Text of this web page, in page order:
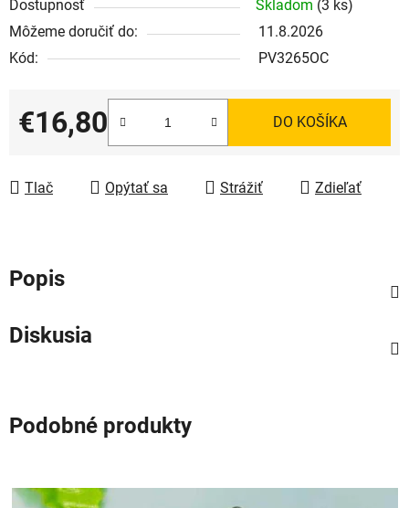
Dostupnosť Skladom (3 ks)
Môžeme doručiť do:
11.8.2026
Kód:
PV3265OC
€16,80
Jednotková cena:
DO KOŠÍKA
Tlač Opýtať sa Strážiť Zdieľať
Popis
Diskusia
Podobné produkty